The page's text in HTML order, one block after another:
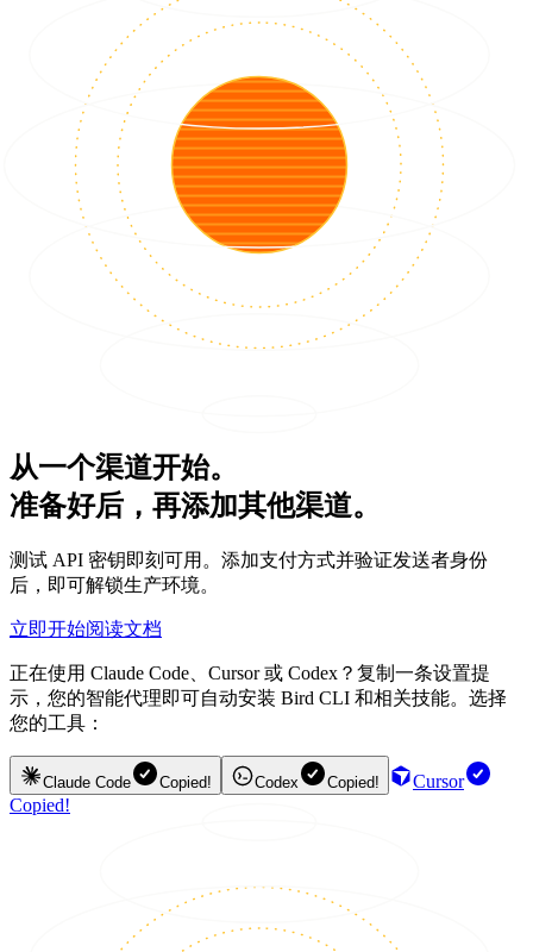
从一个渠道开始。
准备好后，再添加其他渠道。
测试 API 密钥即刻可用。添加支付方式并验证发送者身份
后，即可解锁生产环境。
立即开始阅读文档
正在使用 Claude Code、Cursor 或 Codex？复制一条设置提
示，您的智能代理即可自动安装 Bird CLI 和相关技能。选择
您的工具：
Claude Code Copied! Codex Copied!
Cursor
Copied!